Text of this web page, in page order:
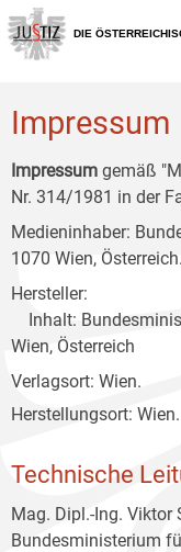
Zur
Hauptnavigation
[1]
Zum
Inhalt
[2]
Zum
Untermenü
[3]
DIE
Impressum
Impressum gemäß
Nr. 314/1981 in der
Medieninhaber:
1070 Wien, Österreich.
Hersteller:
Inhalt:
Wien, Österreich
Verlagsort: Wien.
Herstellungsort: Wien.
Technische
Mag. Dipl.-Ing. Viktor
Bundesministerium